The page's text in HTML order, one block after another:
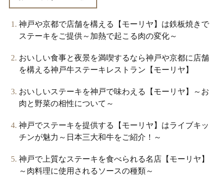
神戸や京都で店舗を構える【モーリヤ】は鉄板焼きで
ステーキをご提供～加熱で起こる肉の変化～
おいしい食事と夜景を満喫するなら神戸や京都に店舗
を構える神戸牛ステーキレストラン【モーリヤ】
おいしいステーキを神戸で味わえる【モーリヤ】～お
肉と野菜の相性について～
神戸でステーキを提供する【モーリヤ】はライブキッ
チンが魅力～日本三大和牛をご紹介！～
神戸で上質なステーキを食べられる名店【モーリヤ】
～肉料理に使用されるソースの種類～